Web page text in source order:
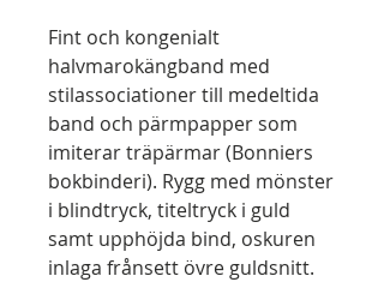
Fint och kongenialt
halvmarokängband med
stilassociationer till medeltida
band och pärmpapper som
imiterar träpärmar (Bonniers
bokbinderi). Rygg med mönster
i blindtryck, titeltryck i guld
samt upphöjda bind, oskuren
inlaga frånsett övre guldsnitt.